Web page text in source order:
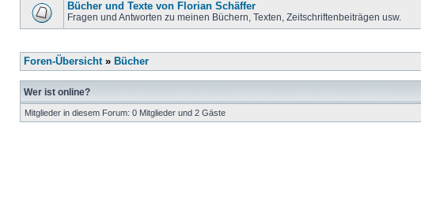
Bücher und Texte von Florian Schäffer
Fragen und Antworten zu meinen Büchern, Texten, Zeitschriftenbeiträgen usw.
Foren-Übersicht» Bücher
Wer ist online?
Mitglieder in diesem Forum: 0 Mitglieder und 2 Gäste